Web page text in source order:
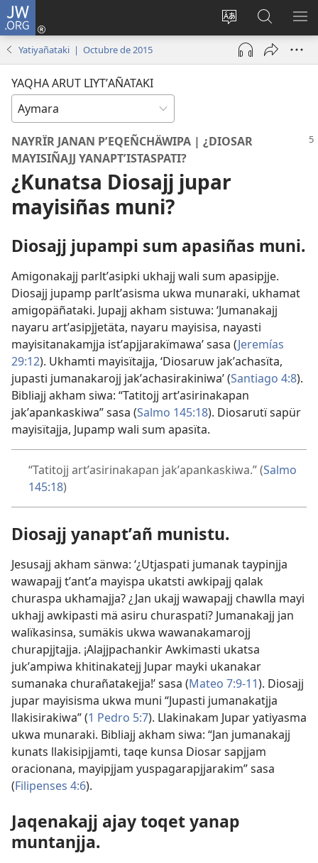
JW.ORG
Change
site
language
Cuentamar
mantañataki
(opens
JW.ORG:
Yatiyañataki | Octubre de 2015
YAQHA ARUT LIYTʼAÑATAKI
NAYRÏR JANAN PʼEQEÑCHÄWIPA | ¿DIOSAR
MAYISIÑAJJ YANAPTʼISTASPATI?
¿Kunatsa Diosajj jupar
mayisiñas muni?
Diosajj jupampi sum apasiñas muni.
Amigonakajj parltʼasipki ukhajj wali sum apasipjje.
Diosajj jupamp parltʼasisma ukwa munaraki, ukhamat
amigopäñataki. Jupajj akham sistuwa: ‘Jumanakajj
nayaru artʼasipjjetäta, nayaru mayisisa, nayasti
mayisitanakamjja istʼapjjarakïmawa’ sasa (Jeremías
29:12). Ukhamti mayisïtajja, ‘Diosaruw jakʼachasïta,
jupasti jumanakarojj jakʼachasirakiniwa’ (Santiago 4:8).
Bibliajj akham siwa: “Tatitojj artʼasirinakapan
jakʼapankaskiwa” sasa (Salmo 145:18). Diosarutï sapür
mayisïtajja, Jupamp wali sum apasïta.
“Tatitojj artʼasirinakapan jakʼapankaskiwa.” (Salmo
145:18)
Diosajj yanaptʼañ munistu.
Jesusajj akham sänwa: ‘¿Utjaspati jumanak taypinjja
wawapajj tʼantʼa mayispa ukatsti awkipajj qalak
churaspa ukhamajja? ¿Jan ukajj wawapajj chawlla mayi
ukhajj awkipasti mä asiru churaspati? Jumanakajj jan
walïkasinsa, sumäkis ukwa wawanakamarojj
churapjjtajja. ¡Alajjpachankir Awkimasti ukatsa
jukʼampiwa khitinakatejj Jupar mayki ukanakar
sumanaka churañatakejja!’ sasa (Mateo 7:9-11). Diosajj
jupar mayisisma ukwa muni “Jupasti jumanakatjja
llakisirakiwa” (1 Pedro 5:7). Llakinakam Jupar yatiyasma
ukwa munaraki. Bibliajj akham siwa: “Jan jumanakajj
kunats llakisipjjamti, taqe kunsa Diosar sapjjam
oracionana, mayipjjam yuspagarapjjarakim” sasa
(Filipenses 4:6).
Jaqenakajj ajay toqet yanap
muntanjja.